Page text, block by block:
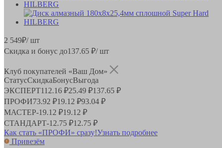
2 549₽/ шт
Скидка и бонус до137.65 ₽/ шт
Клуб покупателей «Ваш Дом»
СтатусСкидкаБонусВыгода
ЭКСПЕРТ112.16 ₽25.49 ₽137.65 ₽
ПРОФИ73.92 ₽19.12 ₽93.04 ₽
МАСТЕР-19.12 ₽19.12 ₽
СТАНДАРТ-12.75 ₽12.75 ₽
Как стать «ПРОФИ» сразу!Узнать подробнее
Привезём